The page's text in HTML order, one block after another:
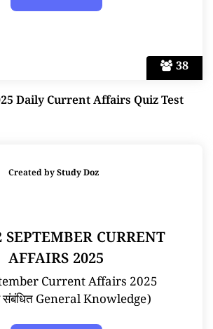
38
Daily Current Affairs Quiz Test
Created byStudy Doz
SEPTEMBER CURRENT
AFFAIRS 2025
Current Affairs 2025
से संबंधित General Knowledge)